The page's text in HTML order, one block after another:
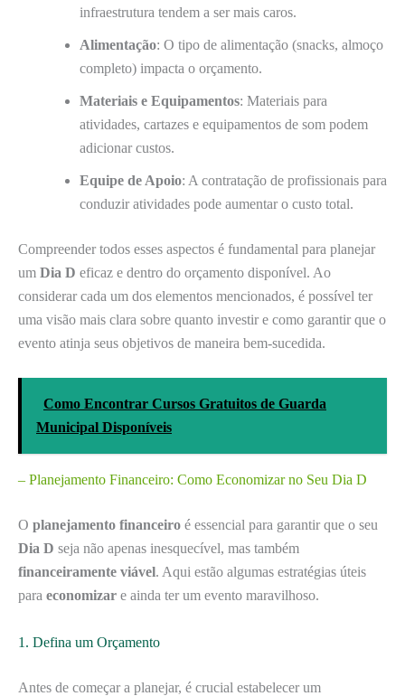
infraestrutura tendem a ser mais caros.
Alimentação: O tipo de alimentação (snacks, almoço
completo) impacta o orçamento.
Materiais e Equipamentos: Materiais para
atividades, cartazes e equipamentos de som podem
adicionar custos.
Equipe de Apoio: A contratação de profissionais para
conduzir atividades pode aumentar o custo total.
Compreender todos esses aspectos é fundamental para planejar
um Dia D eficaz e dentro do orçamento disponível. Ao
considerar cada um dos elementos mencionados, é possível ter
uma visão mais clara sobre quanto investir e como garantir que o
evento atinja seus objetivos de maneira bem-sucedida.
Como Encontrar Cursos Gratuitos de Guarda
Municipal Disponíveis
– Planejamento Financeiro: Como Economizar no Seu Dia D
O planejamento financeiro é essencial para garantir que o seu
Dia D seja não apenas inesquecível, mas também
financeiramente viável. Aqui estão algumas estratégias úteis
para economizar e ainda ter um evento maravilhoso.
1. Defina um Orçamento
Antes de começar a planejar, é crucial estabelecer um